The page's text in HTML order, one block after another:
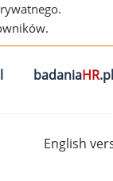
badaniaHR.pl
English